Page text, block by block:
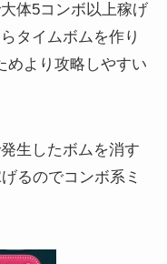
体5コンボ以上稼げ
タイムボムを作り
めより攻略しやすい
生したボムを消す
るのでコンボ系ミ